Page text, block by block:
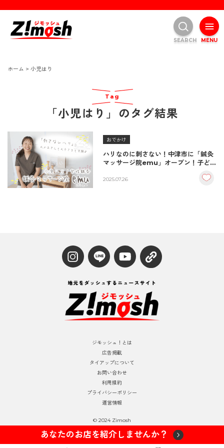
ホーム > 小児はり
Tag
「小児はり」のタグ結果
おでかけ
ハリなのに刺さない！中津市に「鍼灸
マッサージ院emu」オープン！子ども
2025.07.26
ジモッシュ！とは
広告掲載
タイアップについて
お問い合わせ
利用規約
プライバシーポリシー
運営情報
© 2024 Zimosh
あなたのお店を紹介しませんか？
MENU
SEARCH